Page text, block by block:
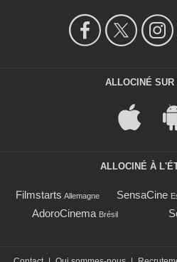
ALLOCINÉ
ALLOCINÉ À
Filmstarts Allemagne SensaCine
AdoroCinema Brésil